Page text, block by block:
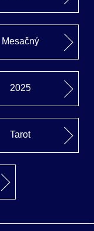
Mesačný
2025
Tarot